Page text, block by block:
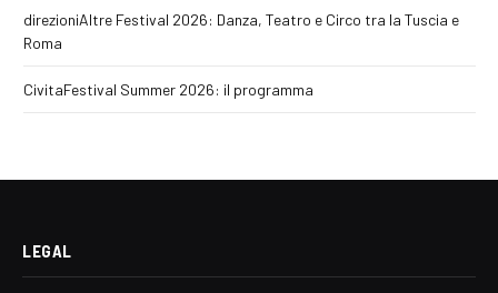
direzioniAltre Festival 2026: Danza, Teatro e Circo tra la Tuscia e
Roma
CivitaFestival Summer 2026: il programma
LEGAL